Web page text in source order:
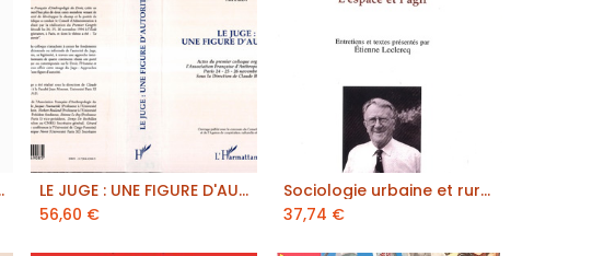
PART 4
ajouter au panier
LE JUGE : UNE FIGURE D'AUTORITÉ
56,60 €
ajouter au panier
Sociologie urbaine et rurale
37,74 €